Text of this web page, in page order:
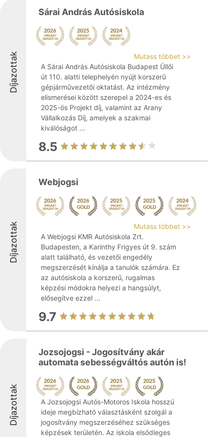
Díjazottak
Sárai András Autósiskola
Mutass többet >>
A Sárai András Autósiskola Budapest Üllői
út 110. alatti telephelyén nyújt korszerű
gépjárművezetői oktatást. Az intézmény
elismerései között szerepel a 2024-es és
2025-ös Projekt díj, valamint az Arany
Vállalkozás Díj, amelyek a szakmai
kiválóságot ...
8.5
Díjazottak
Webjogsi
Mutass többet >>
A Webjogsi KMR Autósiskola Zrt.
Budapesten, a Karinthy Frigyes út 9. szám
alatt található, és vezetői engedély
megszerzését kínálja a tanulók számára. Ez
az autósiskola a korszerű, rugalmas
képzési módokra helyezi a hangsúlyt,
elősegítve ezzel ...
9.7
Díjazottak
Jozsojogsi - Jogosítvány akár
automata sebességváltós autón is!
A Jozsojogsi Autós-Motoros Iskola hosszú
ideje megbízható választásként szolgál a
jogosítvány megszerzéséhez szükséges
képzések területén. Az iskola elsődleges